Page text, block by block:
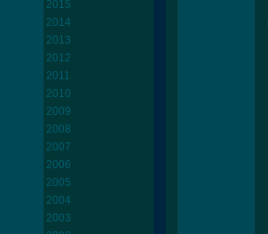
2015
2014
2013
2012
2011
2010
2009
2008
2007
2006
2005
2004
2003